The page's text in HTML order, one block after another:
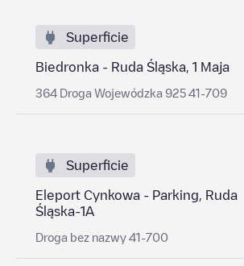
Superficie
Biedronka - Ruda Śląska, 1 Maja
364 Droga Wojewódzka 925 41-709
Superficie
Eleport Cynkowa - Parking, Ruda
Śląska-1A
Droga bez nazwy 41-700